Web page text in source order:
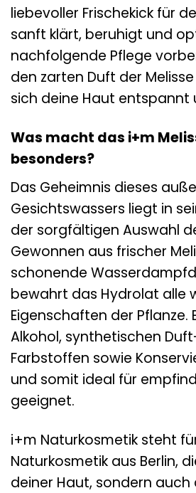
liebevoller Frischekick für
sanft klärt, beruhigt und
nachfolgende Pflege
den zarten Duft der
sich deine Haut entspannt
Was macht das i+m
besonders?
Das Geheimnis dieses
Gesichtswassers liegt in
der sorgfältigen Auswahl
Gewonnen aus frischer
schonende
bewahrt das Hydrolat alle
Eigenschaften der Pflanze.
Alkohol, synthetischen
Farbstoffen sowie
und somit ideal für
geeignet.
i+m Naturkosmetik steht
Naturkosmetik aus Berlin,
deiner Haut, sondern auch